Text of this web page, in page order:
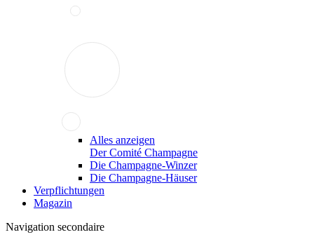
Alles anzeigen
Der Comité Champagne
Die Champagne-Winzer
Die Champagne-Häuser
Verpflichtungen
Magazin
Navigation secondaire